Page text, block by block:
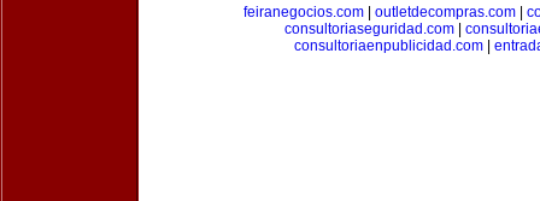
feiranegocios.com| outletdecompras.com|
consultoriaseguridad.com
consultoriaenpublicidad.com